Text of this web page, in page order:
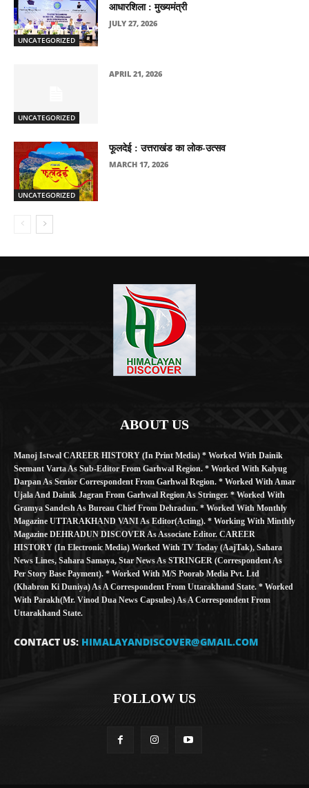
UNCATEGORIZED
आधारशिला : मुख्यमंत्री
JULY 27, 2026
UNCATEGORIZED
APRIL 21, 2026
UNCATEGORIZED
फूलदेई : उत्तराखंड का लोक-उत्सव
MARCH 17, 2026
ABOUT US
Manoj Istwal CAREER HISTORY (in Print Media) * Worked With Dainik
Seemant Varta As Sub-Editor From Garhwal Region. * Worked With Kalyug
Darpan As Senior Correspondent From Garhwal Region. * Worked With Amar
Ujala And Dainik Jagran From Garhwal Region As Stringer. * Worked With
Gramya Sandesh As Bureau Chief From Dehradun. * Worked With Monthly
Magazine UTTARAKHAND VANI As Editor(Acting). * Working With Minthly
Magazine DEHRADUN DISCOVER As Associate Editor. CAREER
HISTORY (in Electronic Media) Worked With TV Today (AajTak), Sahara
News Lines, Sahara Samaya, Star News As STRINGER (Correspondent As
Per Story Base Payment). * Worked With M/S Poorab Media Pvt. Ltd
(Khabron Ki Duniya) As A Correspondent From Uttarakhand State. * Worked
With Parakh(Mr. Vinod Dua News Capsules) As A Correspondent From
Uttarakhand State.
CONTACT US: HIMALAYANDISCOVER@GMAIL.COM
FOLLOW US